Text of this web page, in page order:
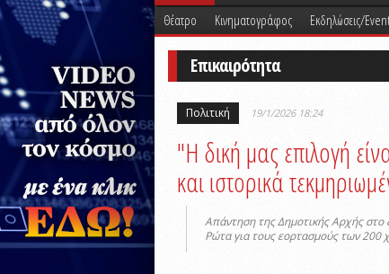
Θέατρο Κινηματογράφος Εκδηλώσεις/
Επικαιρότητα
Πολιτική 19/1/2026 18:24
"Η δική μας επιλογή
και ιστορικά
Aπάντηση της Δημοτικής Αρχής στο
Ρώτα για τους εορτασμούς των 200